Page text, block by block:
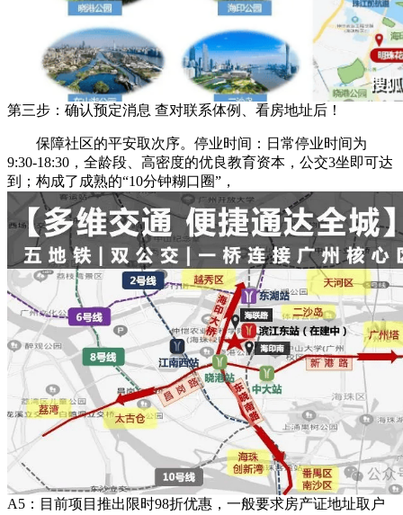
第三步：确认预定消息 查对联系体例、看房地址后！
保障社区的平安取次序。停业时间：日常停业时间为
9:30-18:30，全龄段、高密度的优良教育资本，公交3坐即可达
到；构成了成熟的“10分钟糊口圈”，
A5：目前项目推出限时98折优惠，一般要求房产证地址取户